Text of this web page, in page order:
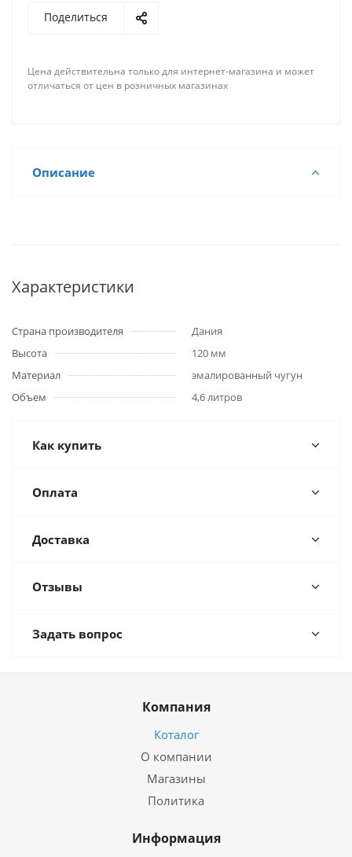
Может использоваться для приготовления как в
уличных дровяных печах гриль и барбекю, так
шкафах;
Позволяет готовить различные блюда с
Поделиться
Цена действительна только для интернет-магазина и может
отличаться от цен в розничных магазинах
Описание
Характеристики
Страна производителя
Дания
Высота
120 мм
Материал
эмалированный чугун
Объем
4,6 литров
Как купить
Оплата
Доставка
Отзывы
Задать вопрос
Компания
Коталог
О компании
Магазины
Политика
Информация